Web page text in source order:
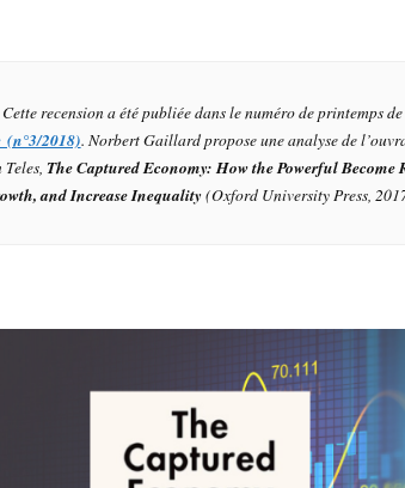
Cette recension a été publiée dans le numéro de printemps
(n°3/2018). Norbert Gaillard propose une analyse de
Teles,The Captured Economy: How the Powerful Become
and Increase Inequality(Oxford University Press,